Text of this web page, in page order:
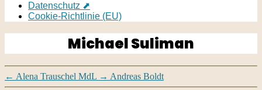
Datenschutz ⬈
Cookie-Richtlinie (EU)
Michael Suliman
← Alena Trauschel MdL → Andreas Boldt